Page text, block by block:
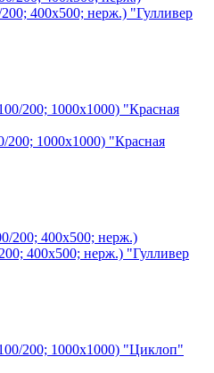
400х500; нерж.) "Гулливер
1000х1000) "Красная
400х500; нерж.) "Гулливер